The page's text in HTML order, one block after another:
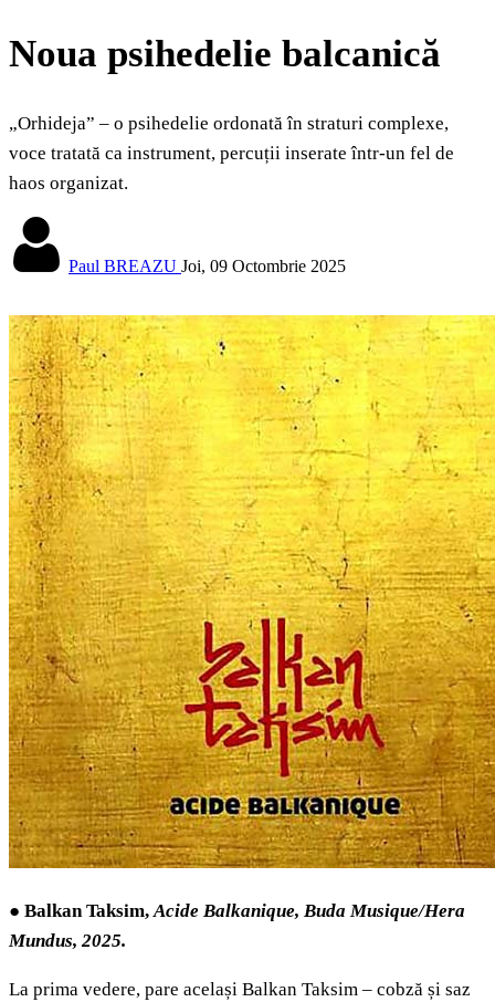
Noua psihedelie balcanică
„Orhideja” – o psihedelie ordonată în straturi complexe,
voce tratată ca instrument, percuții inserate într-un fel de
haos organizat.
Paul BREAZU Joi, 09 Octombrie 2025
● Balkan Taksim,Acide Balkanique, Buda Musique/Hera
Mundus, 2025.
La prima vedere, pare același Balkan Taksim – cobză și saz